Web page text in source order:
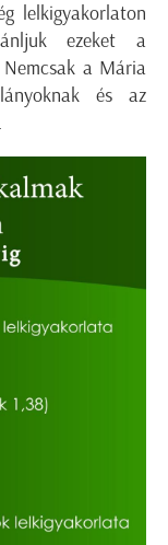
lelkigyakorlaton
ezeket a
Nemcsak a Mária
és az